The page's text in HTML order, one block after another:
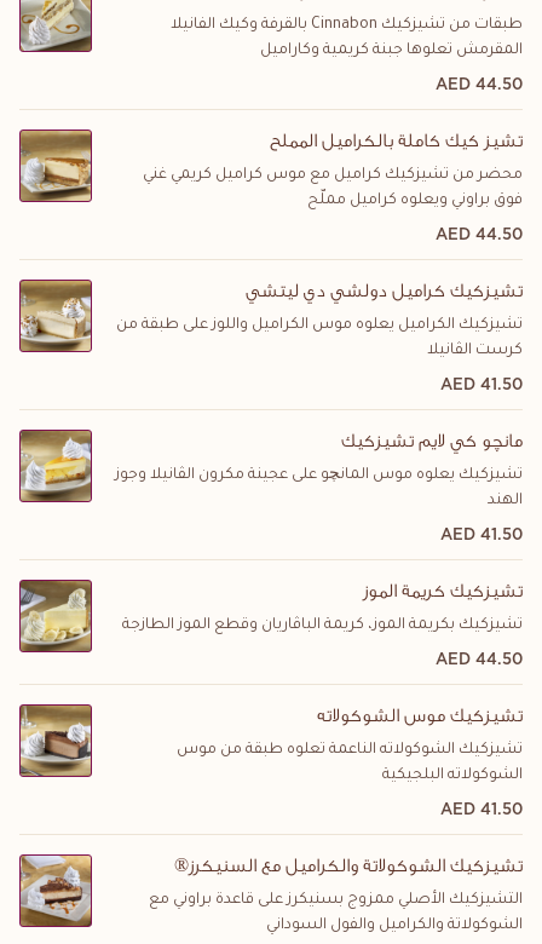
طبقات من تشيزكيك Cinnabon بالقرفة وكيك الفانيلا
المقرمش تعلوها جبنة كريمية وكاراميل
44.50 AED
تشيز كيك كاملة بالكراميل المملح
محضر من تشيزكيك كراميل مع موس كراميل كريمي غني
فوق براوني ويعلوه كراميل مملّح
44.50 AED
تشيزكيك كراميل دولشي دي ليتشي
تشيزكيك الكراميل يعلوه موس الكراميل واللوز على طبقة من
كرست الڤانيلا
41.50 AED
مانچو كي لايم تشيزكيك
تشيزكيك يعلوه موس المانچو على عجينة مكرون الڤانيلا وجوز
الهند
41.50 AED
تشيزكيك كريمة الموز
تشيزكيك بكريمة الموز، كريمة الباڤاريان وقطع الموز الطازجة
44.50 AED
تشيزكيك موس الشوكولاته
تشيزكيك الشوكولاته الناعمة تعلوه طبقة من موس
الشوكولاته البلجيكية
41.50 AED
®تشيزكيك الشوكولاتة والكراميل مع السنيكرز
التشيزكيك الأصلي ممزوج بسنيكرز على قاعدة براوني مع
الشوكولاتة والكراميل والفول السوداني